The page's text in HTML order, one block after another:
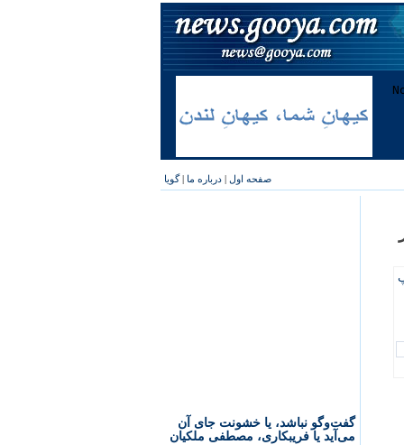
صفحه اول | درباره ما |گویا
گفت‌وگو نباشد، یا خشونت جای آن
می‌آید یا فریبکاری، مصطفی ملکیان